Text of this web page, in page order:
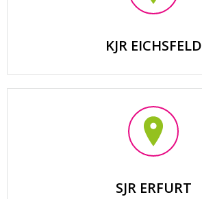
KJR EICHSFELD
SJR ERFURT